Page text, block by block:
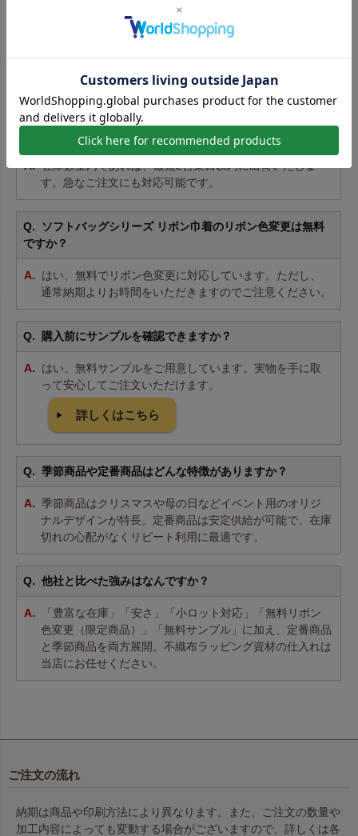
最小ロットは何枚から注文できますか？
10枚からご注文いただけます。小ロットは割高ですが、
試し購入や小規模仕入れにも便利です。
納期はどのくらいかかりますか？
在庫数量内であれば、最短2営業日以内に出荷いたしま
す。急なご注文にも対応可能です。
ソフトバッグシリーズ リボン巾着のリボン色変更は無料
ですか？
はい、無料でリボン色変更に対応しています。ただし、
通常納期よりお時間をいただきますのでご注意ください。
購入前にサンプルを確認できますか？
はい、無料サンプルをご用意しています。実物を手に取
って安心してご注文いただけます。
詳しくはこちら
季節商品や定番商品はどんな特徴がありますか？
季節商品はクリスマスや母の日などイベント用のオリジ
ナルデザインが特長。定番商品は安定供給が可能で、在庫
切れの心配がなくリピート利用に最適です。
他社と比べた強みはなんですか？
「豊富な在庫」「安さ」「小ロット対応」「無料リボン
色変更（限定商品）」「無料サンプル」に加え、定番商品
と季節商品を両方展開。不織布ラッピング資材の仕入れは
当店にお任せください。
ご注文の流れ
納期は商品や印刷方法により異なります。また、ご注文の数量や
加工内容によっても変動する場合がございますので、詳しくは各